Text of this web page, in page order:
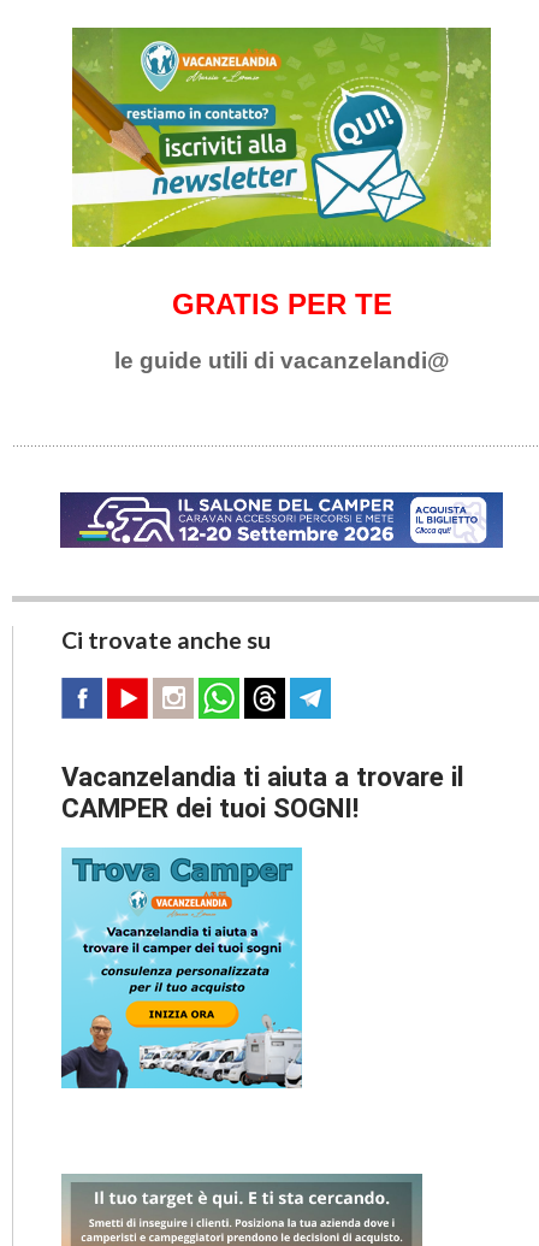
GRATIS PER TE
le guide utili di vacanzelandi@
Ci trovate anche su
Vacanzelandia ti aiuta a trovare il
CAMPER dei tuoi SOGNI!